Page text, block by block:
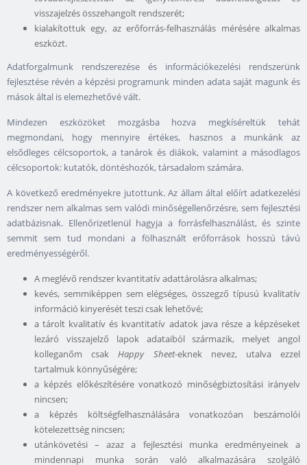
visszajelzés összehangolt rendszerét;
kialakítottuk egy, az erőforrás-felhasználás mérésére alkalmas
eszközt.
Adatforgalmunk rendszerezése és információkezelési rendszerünk
fejlesztése révén a képzési programunk minden adata saját magunk és
mások által is elemezhetővé vált.
Mindezen eszközöket mozgásba hozva megkíséreltük tehát
megmondani, hogy mennyire értékes, hasznos a munkánk az
elsődleges célcsoportok, a tanárok és diákok, valamint a másodlagos
célcsoportok: kutatók, döntéshozók, társadalom számára.
A következő eredményekre jutottunk. Az állam által előírt adatkezelési
rendszer nem alkalmas sem valódi minőségellenőrzésre, sem fejlesztési
adatbázisnak. Ellenőrizetlenül hagyja a forrásfelhasználást, és szinte
semmit sem tud mondani a fölhasznált erőforrások hosszú távú
eredményességéről.
A meglévő rendszer kvantitatív adattárolásra alkalmas;
kevés, semmiképpen sem elégséges, összegző típusú kvalitatív
információ kinyerését teszi csak lehetővé;
a tárolt kvalitatív és kvantitatív adatok java része a képzéseket
lezáró visszajelző lapok adataiból származik, melyet angol
kolleganőm csakHappy Sheet-eknek nevez, utalva ezzel
tartalmuk könnyűségére;
a képzés előkészítésére vonatkozó minőségbiztosítási irányelv
nincsen;
a képzés költségfelhasználására vonatkozóan beszámolói
kötelezettség nincsen;
utánkövetési – azaz a fejlesztési munka eredményeinek a
mindennapi munka során való alkalmazására szolgáló